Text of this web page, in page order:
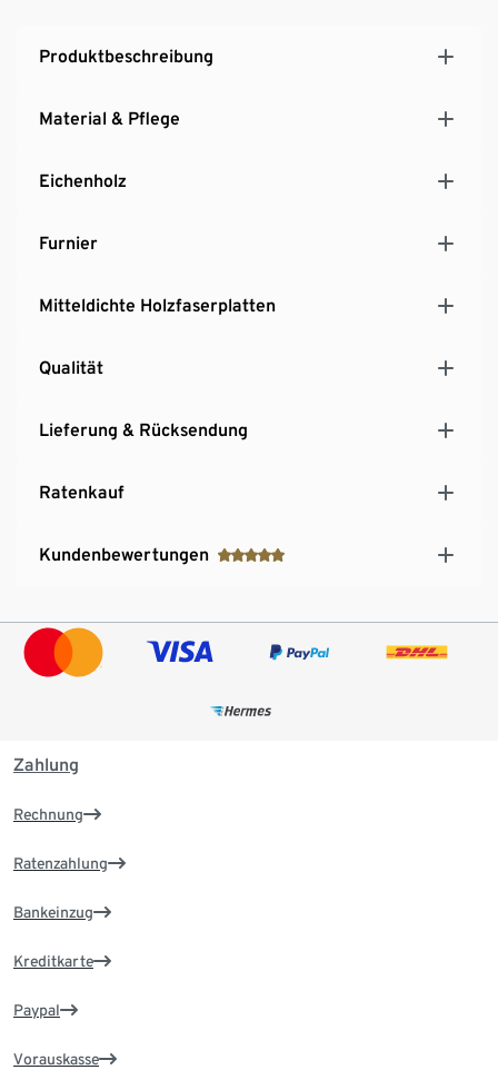
Produktbeschreibung
Material & Pflege
Eichenholz
Furnier
Mitteldichte Holzfaserplatten
Qualität
Lieferung & Rücksendung
Ratenkauf
Kundenbewertungen
Zahlung
Rechnung
Ratenzahlung
Bankeinzug
Kreditkarte
Paypal
Vorauskasse